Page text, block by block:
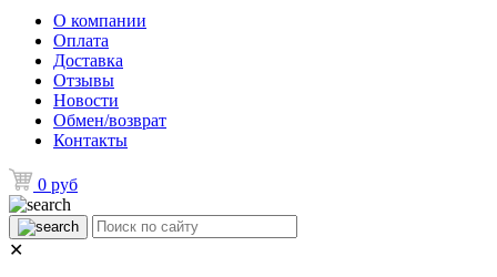
О компании
Оплата
Доставка
Отзывы
Новости
Обмен/возврат
Контакты
0 руб
✕